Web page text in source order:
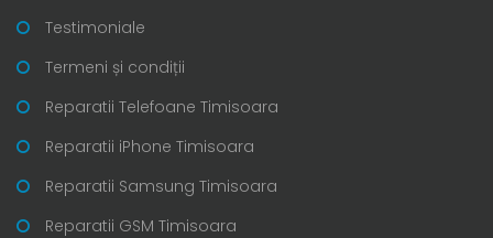
Testimoniale
Termeni și condiții
Reparatii Telefoane Timisoara
Reparatii iPhone Timisoara
Reparatii Samsung Timisoara
Reparatii GSM Timisoara